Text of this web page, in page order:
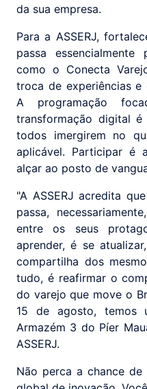
da sua empresa.
Para a ASSERJ,
passa
como o Conecta
troca de experiências e
A programação
transformação digital
todos imergirem no
aplicável. Participar é
alçar ao posto de
"A ASSERJ acredita
passa,
entre os seus
aprender, é se
compartilha dos
tudo, é reafirmar o
do varejo que move o
15 de agosto, temos
Armazém 3 do Píer
ASSERJ.
Não perca a chance